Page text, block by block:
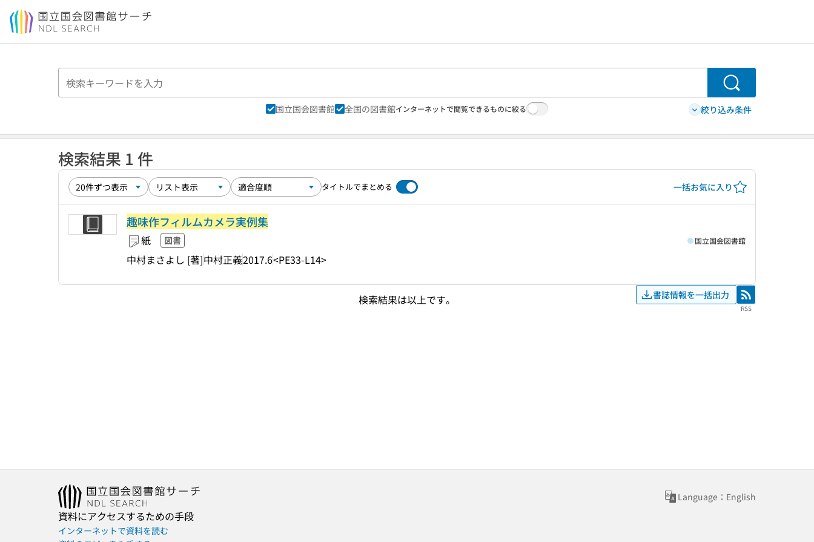
本文へ移動
検索
国立国会図書館 全国の図書館インターネットで閲覧できるものに絞る 絞り込み条件
検索結果 1 件
タイトルでまとめる 一括お気に入り
趣味作フィルムカメラ実例集
紙 図書
中村まさよし [著]中村正義2017.6<PE33-L14>
国立国会図書館
検索結果は以上です。 書誌情報を一括出力 RSS
RSS
Language：English
資料にアクセスするための手段
インターネットで資料を読む